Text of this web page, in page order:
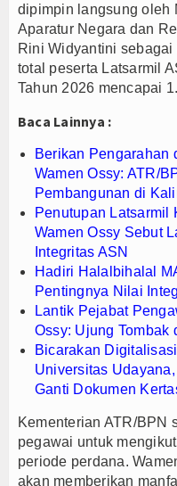
dipimpin langsung oleh
Aparatur Negara dan
Rini Widyantini
total peserta Latsarmil
Tahun 2026 mencapai
Baca Lainnya :
Berikan Pengarahan
Wamen Ossy: ATR/
Pembangunan di
Penutupan Latsarmil
Wamen Ossy Sebut
Integritas ASN
Hadiri Halalbihalal
Pentingnya Nilai
Lantik Pejabat
Ossy: Ujung Tombak
Bicarakan
Universitas
Ganti Dokumen
Kementerian ATR/BPN
pegawai untuk
periode perdana.
akan memberikan